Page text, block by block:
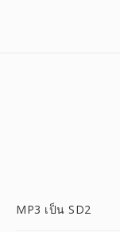
MP3 เป็น SD2